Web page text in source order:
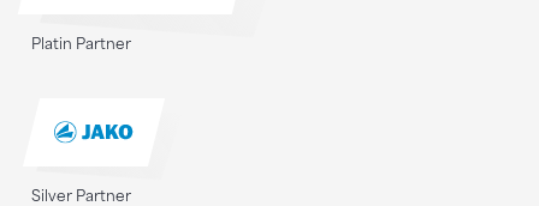
Platin Partner
Silver Partner